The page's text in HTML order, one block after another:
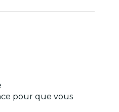
pour que vous